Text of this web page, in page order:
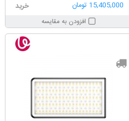
15,405,000 تومان خرید
افزودن به مقایسه